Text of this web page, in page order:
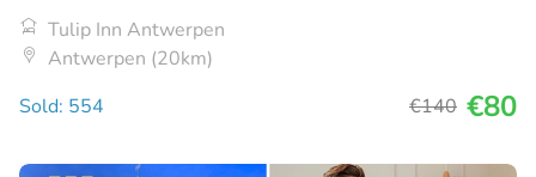
Tulip Inn Antwerpen
Antwerpen (20km)
Sold: 554
€140 €80